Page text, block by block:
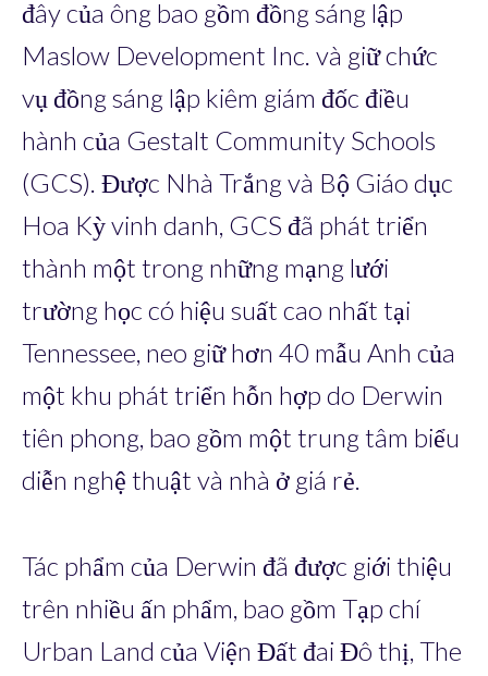
đây của ông bao gồm đồng sáng lập
Maslow Development Inc. và giữ chức
vụ đồng sáng lập kiêm giám đốc điều
hành của Gestalt Community Schools
(GCS). Được Nhà Trắng và Bộ Giáo dục
Hoa Kỳ vinh danh, GCS đã phát triển
thành một trong những mạng lưới
trường học có hiệu suất cao nhất tại
Tennessee, neo giữ hơn 40 mẫu Anh của
một khu phát triển hỗn hợp do Derwin
tiên phong, bao gồm một trung tâm biểu
diễn nghệ thuật và nhà ở giá rẻ.
Tác phẩm của Derwin đã được giới thiệu
trên nhiều ấn phẩm, bao gồm Tạp chí
Urban Land của Viện Đất đai Đô thị, The